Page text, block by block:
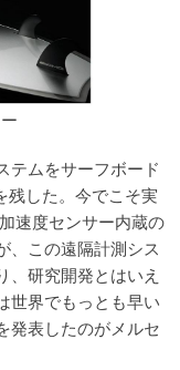
テムをサーフボード
残した。今でこそ実
速度センサー内蔵の
、この遠隔計測シス
、研究開発とはいえ
世界でもっとも早い
発表したのがメルセ